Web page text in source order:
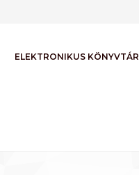
ELEKTRONIKUS KÖNYVTÁR